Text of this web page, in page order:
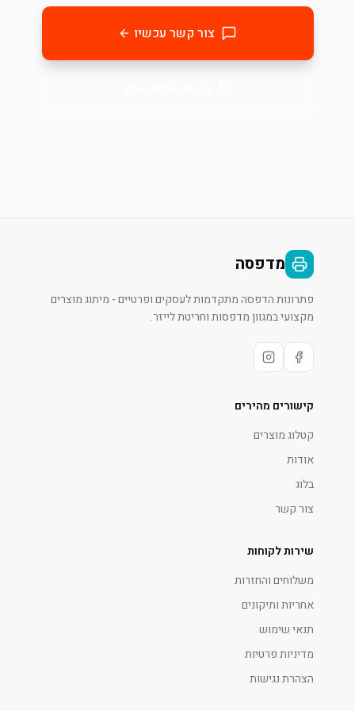
צור קשר עכשיו
מדפסה
פתרונות הדפסה מתקדמות לעסקים ופרטיים - מיתוג מוצרים
מקצועי במגוון מדפסות וחריטת לייזר.
קישורים מהירים
קטלוג מוצרים
אודות
בלוג
צור קשר
שירות לקוחות
משלוחים והחזרות
אחריות ותיקונים
תנאי שימוש
מדיניות פרטיות
הצהרת נגישות